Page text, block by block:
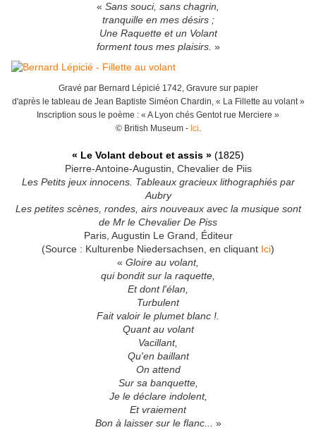
« Sans souci, sans chagrin,
tranquille en mes désirs ;
Une Raquette et un Volant
forment tous mes plaisirs. »
Gravé par Bernard Lépicié 1742, Gravure sur papier
d'après le tableau de Jean Baptiste Siméon Chardin, « La Fillette au volant »
Inscription sous le poème : « A Lyon chés Gentot rue Merciere »
© British Museum - Ici.
« Le Volant debout et assis » (1825)
Pierre-Antoine-Augustin, Chevalier de Piis
Les Petits jeux innocens. Tableaux gracieux lithographiés par
Aubry
Les petites scènes, rondes, airs nouveaux avec la musique sont
de Mr le Chevalier De Piss
Paris, Augustin Le Grand, Éditeur
(Source : Kulturenbe Niedersachsen, en cliquant Ici)
« Gloire au volant,
qui bondit sur la raquette,
Et dont l'élan,
Turbulent
Fait valoir le plumet blanc !.
Quant au volant
Vacillant,
Qu'en baillant
On attend
Sur sa banquette,
Je le déclare indolent,
Et vraiement
Bon à laisser sur le flanc... »